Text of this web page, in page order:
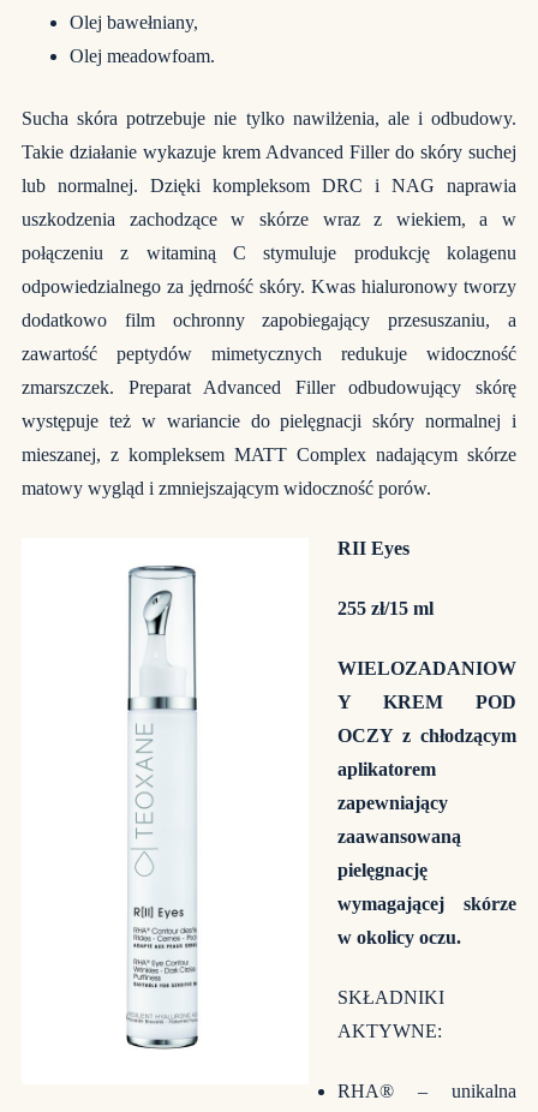
Olej bawełniany,
Olej meadowfoam.
Sucha skóra potrzebuje nie tylko nawilżenia, ale i odbudowy.
Takie działanie wykazuje krem Advanced Filler do skóry suchej
lub normalnej. Dzięki kompleksom DRC i NAG naprawia
uszkodzenia zachodzące w skórze wraz z wiekiem, a w
połączeniu z witaminą C stymuluje produkcję kolagenu
odpowiedzialnego za jędrność skóry. Kwas hialuronowy tworzy
dodatkowo film ochronny zapobiegający przesuszaniu, a
zawartość peptydów mimetycznych redukuje widoczność
zmarszczek. Preparat Advanced Filler odbudowujący skórę
występuje też w wariancie do pielęgnacji skóry normalnej i
mieszanej, z kompleksem MATT Complex nadającym skórze
matowy wygląd i zmniejszającym widoczność porów.
RII Eyes
255 zł/15 ml
WIELOZADANIOW
Y KREM POD
OCZY z chłodzącym
aplikatorem
zapewniający
zaawansowaną
pielęgnację
wymagającej skórze
w okolicy oczu.
SKŁADNIKI
AKTYWNE:
RHA® – unikalna